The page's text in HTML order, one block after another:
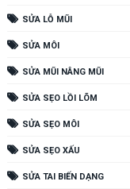
SỬA LỖ MŨI
SỬA MÔI
SỬA MŨI NÂNG MŨI
SỬA SẸO LỒI LÕM
SỬA SẸO MÔI
SỬA SẸO XẤU
SỬA TAI BIẾN DẠNG